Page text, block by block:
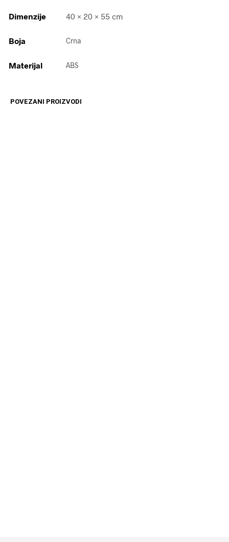
Dimenzije 40 × 20 × 55 cm
Boja Crna
Materijal ABS
POVEZANI PROIZVODI